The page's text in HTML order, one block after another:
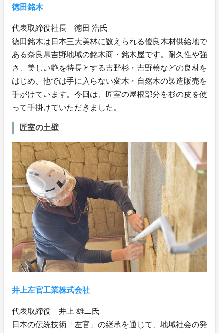
徳田銘木
代表取締役社長 徳田 浩氏
徳田銘木は日本三大美林に数えられる優良木材供給地で
ある奈良県吉野地域の銘木商・銘木屋です。耐久性や強
さ、美しい艶を特長とする吉野杉・吉野桧などの良材を
はじめ、他では手に入らない変木・自然木の製造販売を
手がけています。今回は、匠室の屋根部分を杉の皮を使
って手掛けていただきました。
匠室の土壁
井上左官工業株式会社
代表取締役 井上 雄二氏
日本の伝統技術「左官」の継承を通じて、地域社会の発